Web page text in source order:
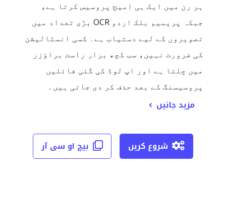
ہر رن میں ایک ہی امیج پروسیس کرتا ہے،
جبکہ پریمیم بلک اردو OCR بڑی تعداد میں
تصویروں کے لیے دستیاب ہے۔ کسی انسٹالیشن
کی ضرورت نہیں، سب کچھ براہِ راست براؤزر
میں چلتا ہے اور اپ لوڈ کی گئی فائلیں
پروسیسنگ کے بعد حذف کر دی جاتی ہیں۔
مزید جانیں
بیچ او سی آر شروع کریں